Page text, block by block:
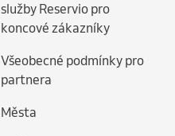
služby Reservio pro
koncové zákazníky
Všeobecné podmínky pro
partnera
Města